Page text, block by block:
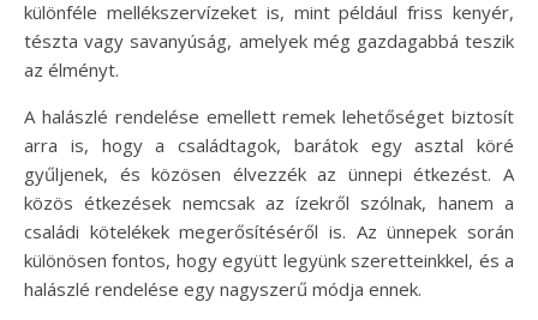
különféle mellékszervízeket is, mint például friss kenyér,
tészta vagy savanyúság, amelyek még gazdagabbá teszik
az élményt.
A halászlé rendelése emellett remek lehetőséget biztosít
arra is, hogy a családtagok, barátok egy asztal köré
gyűljenek, és közösen élvezzék az ünnepi étkezést. A
közös étkezések nemcsak az ízekről szólnak, hanem a
családi kötelékek megerősítéséről is. Az ünnepek során
különösen fontos, hogy együtt legyünk szeretteinkkel, és a
halászlé rendelése egy nagyszerű módja ennek.